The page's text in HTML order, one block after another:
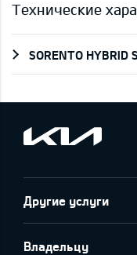
Технические
SORENTO
Другие услуги
Владельцу